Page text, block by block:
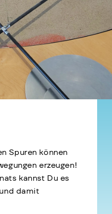
Spuren können
erzeugen!
kannst Du es
damit